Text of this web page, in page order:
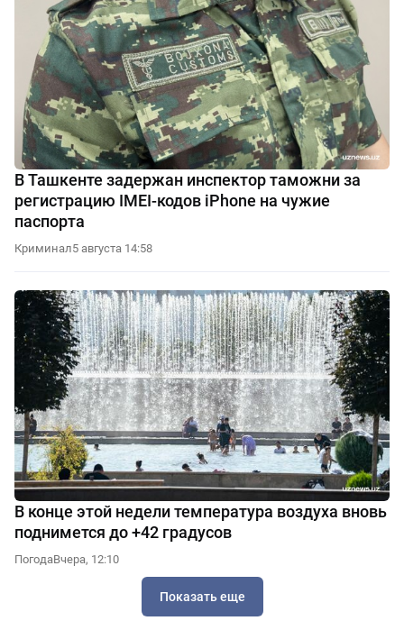
В Ташкенте задержан инспектор таможни за
регистрацию IMEI-кодов iPhone на чужие
паспорта
Криминал5 августа 14:58
В конце этой недели температура воздуха вновь
поднимется до +42 градусов
ПогодаВчера, 12:10
Показать еще